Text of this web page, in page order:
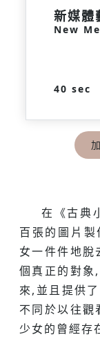
新媒體
New
40 sec
在《古典
百張的圖片
女一件件地脫
個真正的對象
來,並且提供
不同於以往觀
少女的曾經存